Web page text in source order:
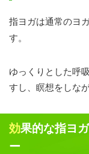
指ヨガは通常のヨ
す。
ゆっくりとした呼
すし、瞑想をしな
効果的な指ヨガのやり方と1週間の指ヨガメニュ
ー